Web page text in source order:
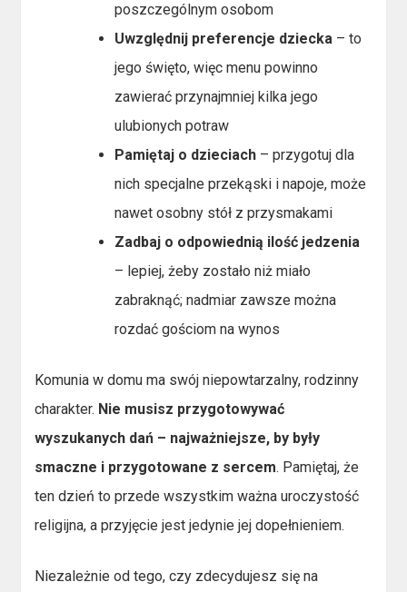
poszczególnym osobom
Uwzględnij preferencje dziecka – to
jego święto, więc menu powinno
zawierać przynajmniej kilka jego
ulubionych potraw
Pamiętaj o dzieciach – przygotuj dla
nich specjalne przekąski i napoje, może
nawet osobny stół z przysmakami
Zadbaj o odpowiednią ilość jedzenia
– lepiej, żeby zostało niż miało
zabraknąć; nadmiar zawsze można
rozdać gościom na wynos
Komunia w domu ma swój niepowtarzalny, rodzinny
charakter. Nie musisz przygotowywać
wyszukanych dań – najważniejsze, by były
smaczne i przygotowane z sercem. Pamiętaj, że
ten dzień to przede wszystkim ważna uroczystość
religijna, a przyjęcie jest jedynie jej dopełnieniem.
Niezależnie od tego, czy zdecydujesz się na